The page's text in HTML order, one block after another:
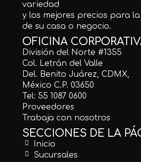
variedad
y los mejores precios para
de su casa o negocio.
OFICINA
División del Norte #1355
Col. Letrán del Valle
Del. Benito Juárez, CDMX,
México C.P. 03650
Tel: 55 1087 0600
Proveedores
Trabaja con nosotros
SECCIONES DE LA
Inicio
Sucursales